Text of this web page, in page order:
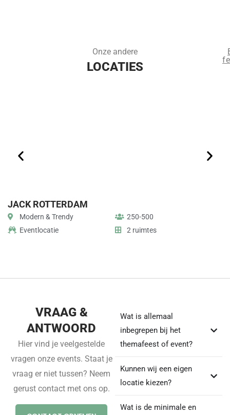
Onze andere
LOCATIES
JACK ROTTERDAM
Modern & Trendy
Eventlocatie
250-500
2 ruimtes
VRAAG &
ANTWOORD
Hier vind je veelgestelde
vragen onze events. Staat je
vraag er niet tussen? Neem
gerust contact met ons op.
Wat is allemaal
inbegrepen bij het
themafeest of event?
Kunnen wij een eigen
locatie kiezen?
Wat is de minimale en